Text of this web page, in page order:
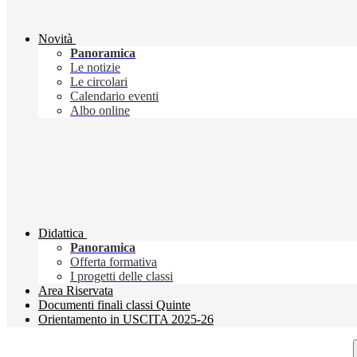
Novità
Panoramica
Le notizie
Le circolari
Calendario eventi
Albo online
Didattica
Panoramica
Offerta formativa
I progetti delle classi
Area Riservata
Documenti finali classi Quinte
Orientamento in USCITA 2025-26